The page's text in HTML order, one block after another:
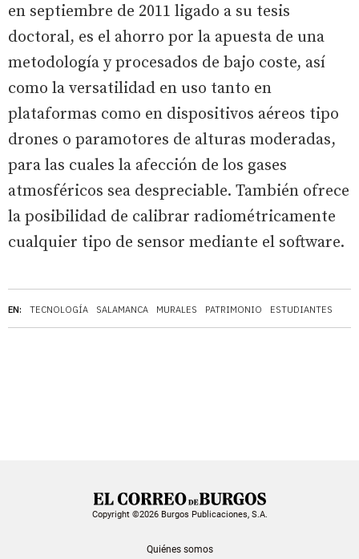
EN: TECNOLOGÍA SALAMANCA MURALES PATRIMONIO ESTUDIANTES
en septiembre de 2011 ligado a su tesis
doctoral, es el ahorro por la apuesta de una
metodología y procesados de bajo coste, así
como la versatilidad en uso tanto en
plataformas como en dispositivos aéreos tipo
drones o paramotores de alturas moderadas,
para las cuales la afección de los gases
atmosféricos sea despreciable. También ofrece
la posibilidad de calibrar radiométricamente
cualquier tipo de sensor mediante el software.
Copyright ©2026 Burgos Publicaciones, S.A.
Quiénes somos